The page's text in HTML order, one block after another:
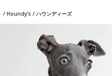
/ Houndy's / ハウンディーズ